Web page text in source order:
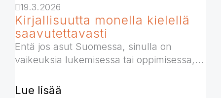
19.3.2026
Kirjallisuutta monella kielellä
saavutettavasti
Entä jos asut Suomessa, sinulla on
vaikeuksia lukemisessa tai oppimisessa,...
Lue lisää